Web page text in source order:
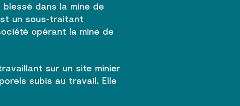
dans la mine de
un sous-traitant
opérant la mine de
sur un site minier
subis au travail. Elle